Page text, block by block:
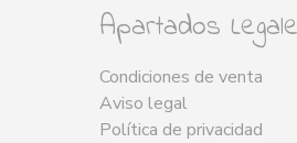
Apartados
Condiciones de venta
Aviso legal
Política de privacidad